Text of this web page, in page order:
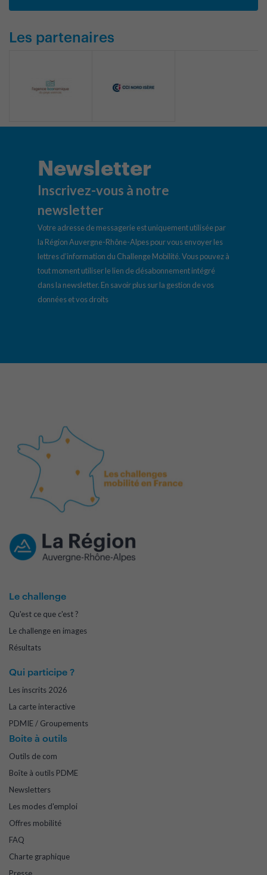
Les partenaires
Newsletter
Inscrivez-vous à notre
newsletter
Votre adresse de messagerie est uniquement utilisée par
la Région Auvergne-Rhône-Alpes pour vous envoyer les
lettres d’information du Challenge Mobilité. Vous pouvez à
tout moment utiliser le lien de désabonnement intégré
dans la newsletter. En savoir plus sur la gestion de vos
données et vos droits
Le challenge
Qu'est ce que c'est ?
Le challenge en images
Résultats
Qui participe ?
Les inscrits 2026
La carte interactive
PDMIE / Groupements
Boite à outils
Outils de com
Boîte à outils PDME
Newsletters
Les modes d'emploi
Offres mobilité
FAQ
Charte graphique